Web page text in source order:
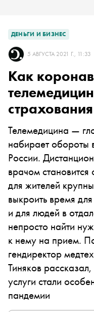
ДЕНЬГИ И БИЗНЕС
5 АВГУСТА 2021 Г., 11:33
Как
страхования
Телемедицина —
набирает обороты
России.
врачом
для жителей
выкроить время
и для людей в
непросто найти
к нему на прием.
гендиректор
Тиняков
услуги стали
пандемии